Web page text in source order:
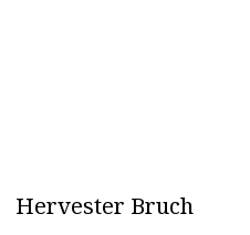
Hervester Bruch